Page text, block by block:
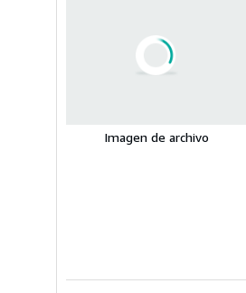
Imagen de archivo